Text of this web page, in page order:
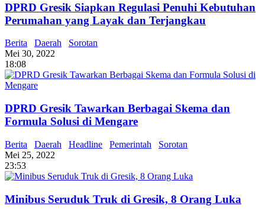
DPRD Gresik Siapkan Regulasi Penuhi Kebutuhan
Perumahan yang Layak dan Terjangkau
Berita Daerah
Sorotan
Mei 30, 2022
18:08
DPRD Gresik Tawarkan Berbagai Skema dan
Formula Solusi di Mengare
Berita Daerah Headline Pemerintah
Sorotan
Mei 25, 2022
23:53
Minibus Seruduk Truk di Gresik, 8 Orang Luka